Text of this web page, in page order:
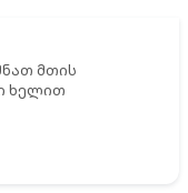
მთის
ხელით